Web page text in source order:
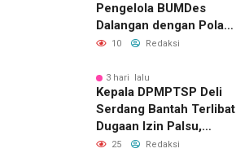
Pengelola BUMDes
Dalangan dengan Pola
Pikir Inovatif
10 Redaksi
3 hari lalu
Kepala DPMPTSP Deli
Serdang Bantah Terlibat
Dugaan Izin Palsu,
Tegaskan Proses
25 Redaksi